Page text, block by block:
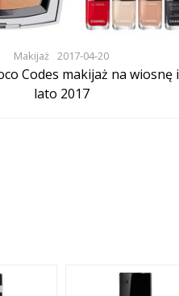
Makijaż 2017-04-20
Codes makijaż na wiosnę i
lato 2017